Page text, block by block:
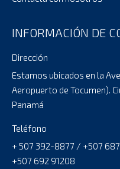
INFORMACIÓN DE
Dirección
Estamos ubicados en la
Aeropuerto de Tocumen).
Panamá
Teléfono
+ 507 392-8877 / +507
+507 692 91208